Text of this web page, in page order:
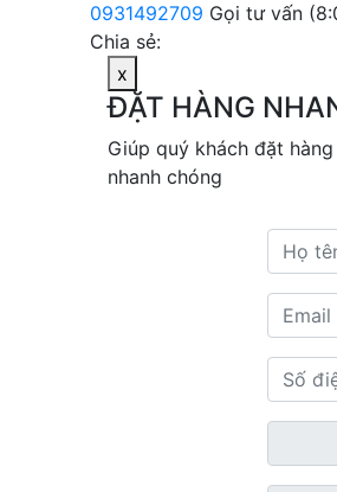
0931492709 Gọi tư vấn
Chia sẻ:
x
ĐẶT HÀNG
Giúp quý khách đặt hàng
nhanh chóng